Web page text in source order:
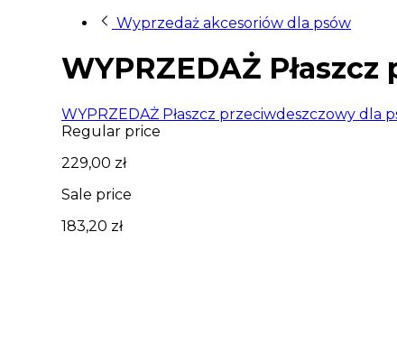
Wyprzedaż akcesoriów dla psów
WYPRZEDAŻ
WYPRZEDAŻ Płaszcz przeciwdeszczowy dla
Regular price
229,00 zł
Sale price
183,20 zł